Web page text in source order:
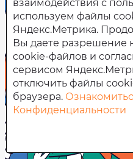
взаимодействия с
используем файлы
Яндекс.Метрика.
Вы даете разрешение
cookie-файлов и
сервисом
отключить файлы
браузера.
Конфиденциальности